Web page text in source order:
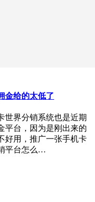
金给的太低了
世界分销系统也是近期
平台，因为是刚出来的
好用，推广一张手机卡
平台怎么…